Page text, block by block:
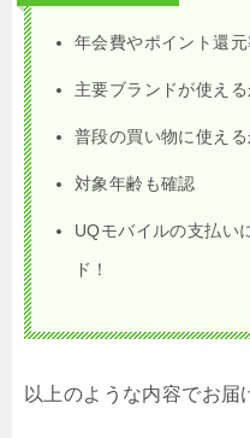
年会費やポイント還
主要ブランドが使え
普段の買い物に使え
対象年齢も確認
UQモバイルの支払い
ド！
以上のような内容でお届